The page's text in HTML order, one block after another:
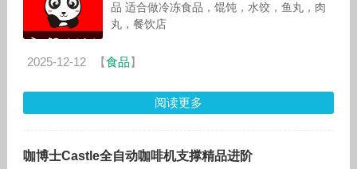
品 适合做冷冻食品，馄饨，水饺，鱼丸，肉
丸，餐饮店
2025-12-12 【食品】
阅读更多
咖博士Castle全自动咖啡机支撑精品进阶